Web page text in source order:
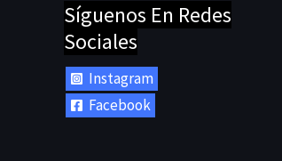
Síguenos En Redes
Sociales
Instagram
Facebook